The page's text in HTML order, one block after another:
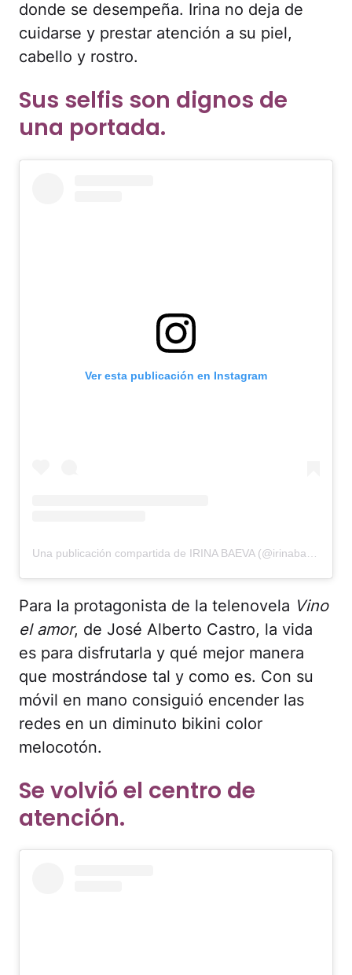
donde se desempeña. Irina no deja de
cuidarse y prestar atención a su piel,
cabello y rostro.
Sus selfis son dignos de
una portada.
Ver esta publicación en Instagram
Para la protagonista de la telenovela Vino
el amor, de José Alberto Castro, la vida
es para disfrutarla y qué mejor manera
que mostrándose tal y como es. Con su
móvil en mano consiguió encender las
redes en un diminuto bikini color
melocotón.
Se volvió el centro de
atención.